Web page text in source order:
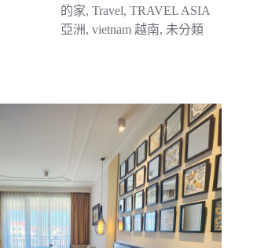
的家, Travel, TRAVEL ASIA
亞洲, vietnam 越南, 未分類